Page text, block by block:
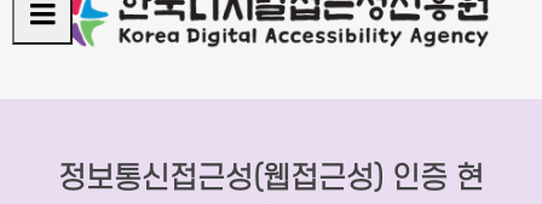
정보통신접근성(웹접근성) 인증 현